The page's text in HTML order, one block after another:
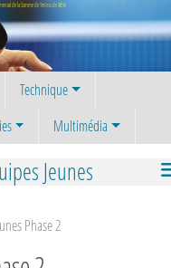
de la Somme de Tennis de Table
Technique
Multimédia
Jeunes
Phase 2